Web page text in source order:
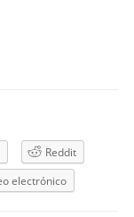
Reddit
electrónico